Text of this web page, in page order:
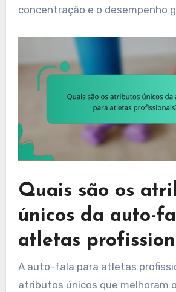
concentração e o desempenho
Quais são os
únicos da auto-
atletas
A auto-fala para atletas
atributos únicos que melhoram